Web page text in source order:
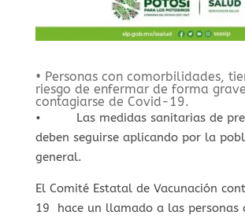
• Personas con comorbilidades,
riesgo de enfermar de forma
contagiarse de Covid-19.
• Las medidas sanitarias de
deben seguirse aplicando por la
general.
El Comité Estatal de Vacunación
19 hace un llamado a las personas